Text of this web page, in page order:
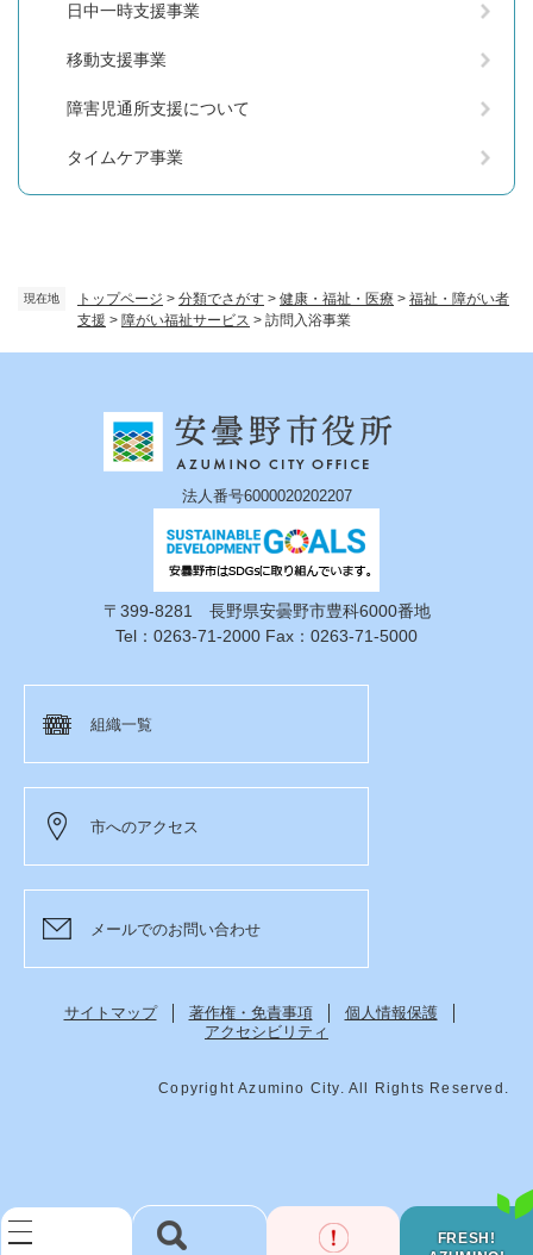
現在地 トップページ > 分類でさがす > 健康・福祉・医療 > 福祉・障がい者
支援 > 障がい福祉サービス > 訪問入浴事業
日中一時支援事業
移動支援事業
障害児通所支援について
タイムケア事業
FRESH!
法人番号6000020202207
〒399-8281 長野県安曇野市豊科6000番地
Tel：0263-71-2000 Fax：0263-71-5000
組織一覧
市へのアクセス
メールでのお問い合わせ
サイトマップ 著作権・免責事項
個人情報保護
アクセシビリティ
Copyright Azumino City. All Rights Reserved.